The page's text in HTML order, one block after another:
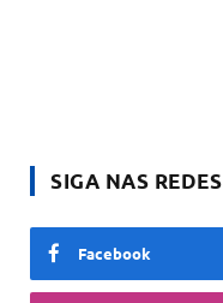
SIGA NAS REDES
Facebook